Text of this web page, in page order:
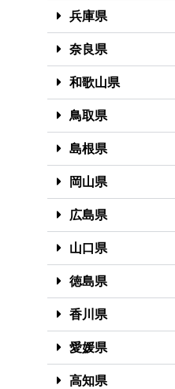
兵庫県
奈良県
和歌山県
鳥取県
島根県
岡山県
広島県
山口県
徳島県
香川県
愛媛県
高知県